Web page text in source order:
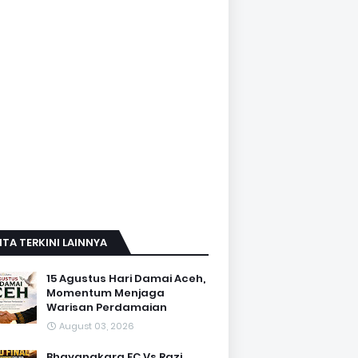
TERKINI LAINNYA
15 Agustus Hari Damai Aceh,
Momentum Menjaga
Warisan Perdamaian
August 03, 2026